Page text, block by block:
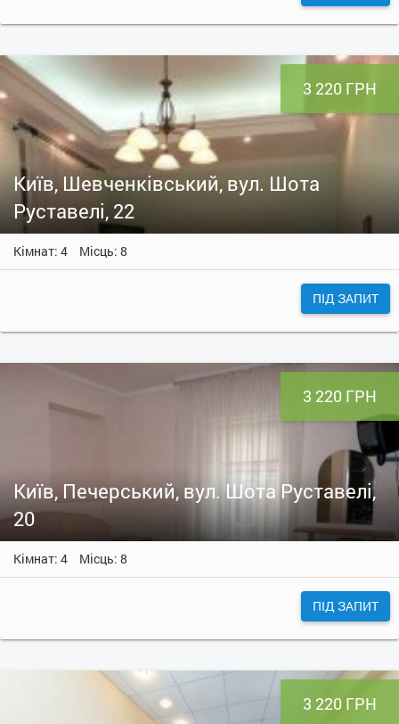
3 220 ГРН
Київ, Шевченківський, вул. Шота
Руставелі, 22
Кімнат: 4 Місць: 8
ПІД ЗАПИТ
3 220 ГРН
Київ, Печерський, вул. Шота Руставелі,
20
Кімнат: 4 Місць: 8
ПІД ЗАПИТ
3 220 ГРН